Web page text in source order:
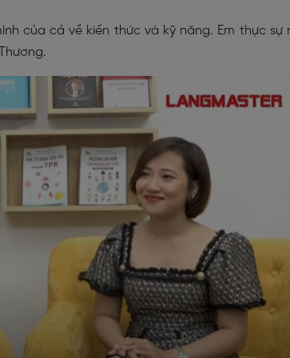
của cả về kiến thức và kỹ năng. Em thực sự